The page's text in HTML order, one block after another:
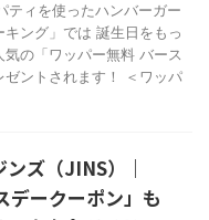
ティを使ったハンバーガー
ング」では 誕生日をもっ
の「ワッパー無料 バース
ントされます！ ＜ワッパ
ンズ（JINS）｜
デークーポン」も